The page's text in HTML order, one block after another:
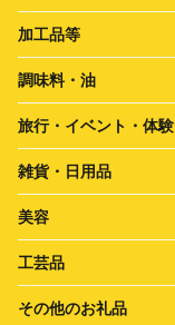
加工品等
調味料・油
旅行・イベント・体験
雑貨・日用品
美容
工芸品
その他のお礼品